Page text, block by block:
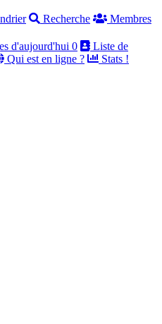
Recherche
Membres
d'aujourd'hui 0
Liste de
Qui est en ligne ?
Stats !